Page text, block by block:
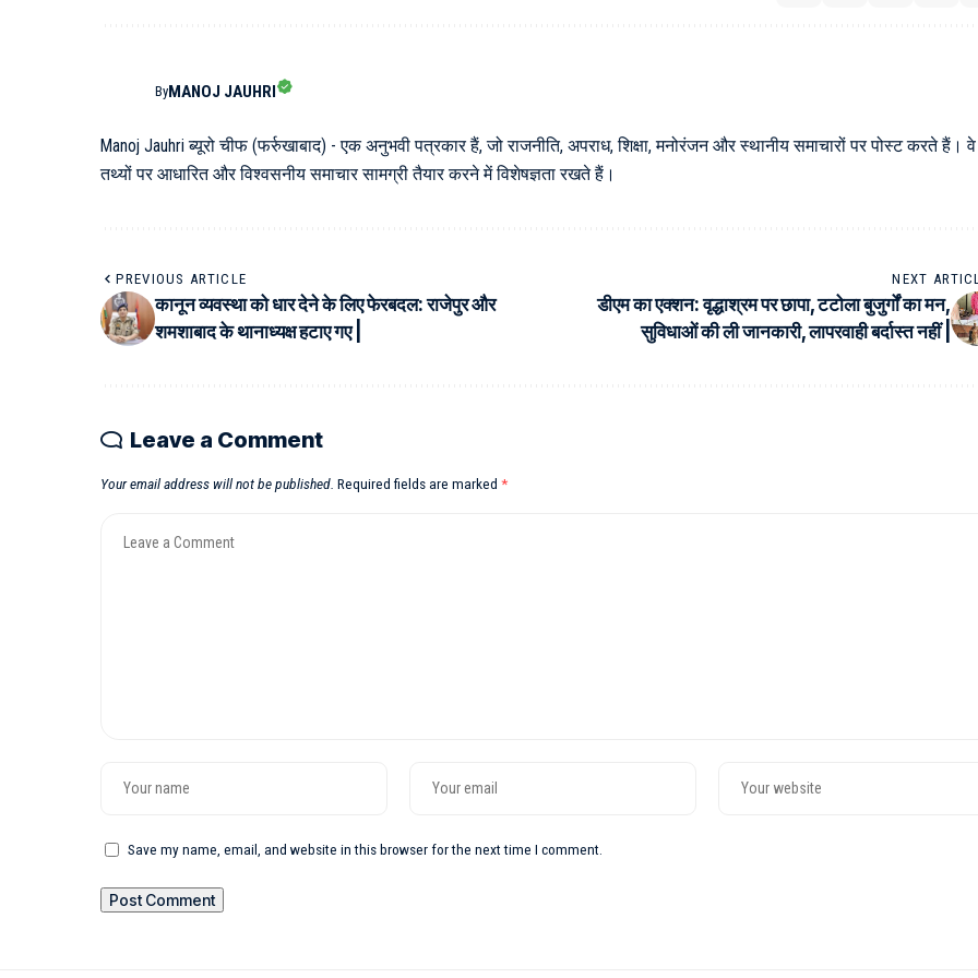
ByMANOJ JAUHRI
Manoj Jauhri ब्यूरो चीफ (फर्रुखाबाद) - एक अनुभवी पत्रकार हैं, जो राजनीति, अपराध, शिक्षा, मनोरंजन और स्थानीय समाचारों पर पोस्ट करते हैं। वे
तथ्यों पर आधारित और विश्वसनीय समाचार सामग्री तैयार करने में विशेषज्ञता रखते हैं।
PREVIOUS ARTICLE
कानून व्यवस्था को धार देने के लिए फेरबदल: राजेपुर और
शमशाबाद के थानाध्यक्ष हटाए गए |
NEXT
डीएम का एक्शन: वृद्धाश्रम पर छापा, टटोला बुजुर्गों का मन,
सुविधाओं की ली जानकारी, लापरवाही बर्दास्त नहीं |
Leave a Comment
Your email address will not be published. Required fields are marked *
Save my name, email, and website in this browser for the next time I comment.